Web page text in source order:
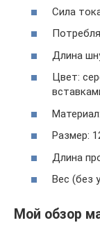
Сила
Длина
Цвет:
Размер:
Длина
Вес (без
Мой обзор